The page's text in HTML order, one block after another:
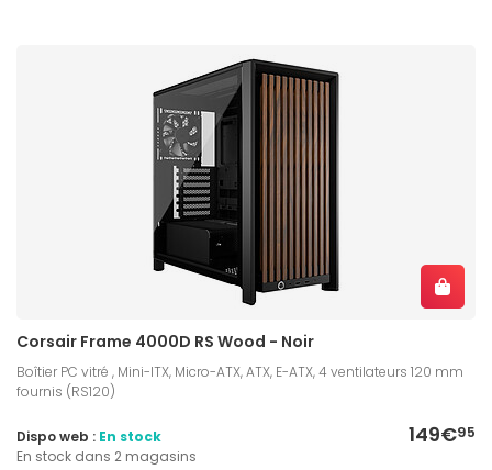
Corsair Frame 4000D RS Wood - Noir
Boîtier PC vitré , Mini-ITX, Micro-ATX, ATX, E-ATX, 4 ventilateurs 120 mm
fournis (RS120)
149€95
Dispo web : En stock
En stock dans 2 magasins